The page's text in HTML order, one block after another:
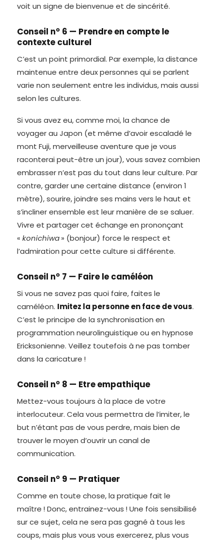
voit un signe de bienvenue et de sincérité.
Conseil n° 6 — Prendre en compte le
contexte culturel
C’est un point primordial. Par exemple, la distance
maintenue entre deux personnes qui se parlent
varie non seulement entre les individus, mais aussi
selon les cultures.
Si vous avez eu, comme moi, la chance de
voyager au Japon (et même d’avoir escaladé le
mont Fuji, merveilleuse aventure que je vous
raconterai peut-être un jour), vous savez combien
embrasser n’est pas du tout dans leur culture. Par
contre, garder une certaine distance (environ 1
mètre), sourire, joindre ses mains vers le haut et
s’incliner ensemble est leur manière de se saluer.
Vivre et partager cet échange en prononçant
« konichiwa» (bonjour) force le respect et
l’admiration pour cette culture si différente.
Conseil n° 7 — Faire le caméléon
Si vous ne savez pas quoi faire, faites le
caméléon. Imitez la personne en face de vous.
C’est le principe de la synchronisation en
programmation neurolinguistique ou en hypnose
Ericksonienne. Veillez toutefois à ne pas tomber
dans la caricature !
Conseil n° 8 — Etre empathique
Mettez-vous toujours à la place de votre
interlocuteur. Cela vous permettra de l’imiter, le
but n’étant pas de vous perdre, mais bien de
trouver le moyen d’ouvrir un canal de
communication.
Conseil n° 9 — Pratiquer
Comme en toute chose, la pratique fait le
maître ! Donc, entrainez-vous ! Une fois sensibilisé
sur ce sujet, cela ne sera pas gagné à tous les
coups, mais plus vous vous exercerez, plus vous